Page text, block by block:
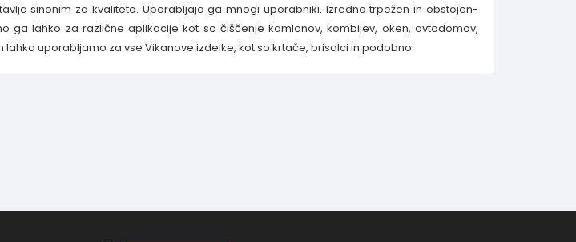
sinonim za kvaliteto. Uporabljajo ga mnogi uporabniki. Izredno trpežen in obstojen-
ga lahko za različne aplikacije kot so čiščenje kamionov, kombijev, oken, avtodomov,
lahko uporabljamo za vse Vikanove izdelke, kot so krtače, brisalci in podobno.